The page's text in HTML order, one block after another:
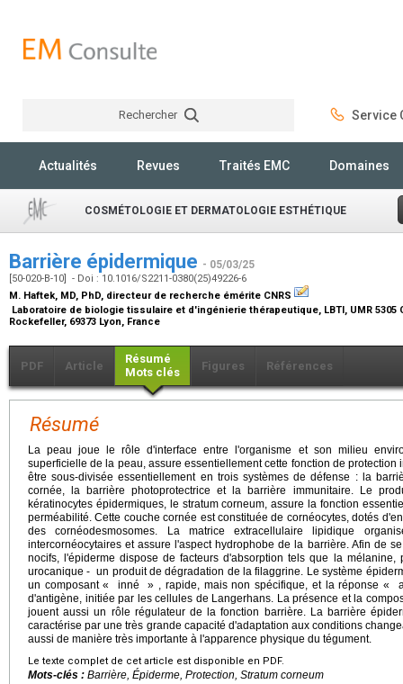
Rechercher Service
Actualités Revues Traités EMC Domaines
COSMÉTOLOGIE ET DERMATOLOGIE ESTHÉTIQUE
Barrière épidermique - 05/03/25
[50-020-B-10] - Doi : 10.1016/S2211-0380(25)49226-6
M. Haftek, MD, PhD, directeur de recherche émérite CNRS
Laboratoire de biologie tissulaire et d'ingénierie thérapeutique, LBTI, UMR 5305
Rockefeller, 69373 Lyon, France
PDF Article
Résumé
Mots clés
Figures Références
Résumé
La peau joue le rôle d'interface entre l'organisme et son milieu
superficielle de la peau, assure essentiellement cette fonction de
être sous-divisée essentiellement en trois systèmes de défense : la
cornée, la barrière photoprotectrice et la barrière immunitaire. Le
kératinocytes épidermiques, le stratum corneum, assure la fonction
perméabilité. Cette couche cornée est constituée de cornéocytes, dotés
des cornéodesmosomes. La matrice extracellulaire lipidique
intercornéocytaires et assure l'aspect hydrophobe de la barrière. Afin de
nocifs, l'épiderme dispose de facteurs d'absorption tels que la mélanine,
urocanique - un produit de dégradation de la filaggrine. Le système
un composant « inné » , rapide, mais non spécifique, et la réponse «
d'antigène, initiée par les cellules de Langerhans. La présence et la
jouent aussi un rôle régulateur de la fonction barrière. La barrière
caractérise par une très grande capacité d'adaptation aux conditions
aussi de manière très importante à l'apparence physique du tégument.
Le texte complet de cet article est disponible en PDF.
Mots-clés : Barrière, Épiderme, Protection, Stratum corneum